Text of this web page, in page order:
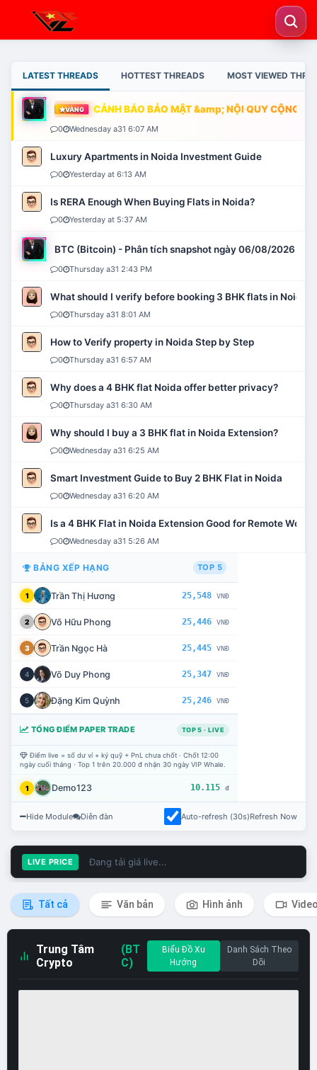
LATEST THREADS HOTTEST THREADS MOST VIEWED
VÀNG CẢNH BÁO BẢO MẬT &amp; NỘI QUY CỘNG
0 Wednesday a31 6:07 AM
Luxury Apartments in Noida Investment Guide
0 Yesterday at 6:13 AM
Is RERA Enough When Buying Flats in Noida?
0 Yesterday at 5:37 AM
BTC (Bitcoin) - Phân tích snapshot ngày 06/08/2026
0 Thursday a31 2:43 PM
What should I verify before booking 3 BHK flats in Noida?
0 Thursday a31 8:01 AM
How to Verify property in Noida Step by Step
0 Thursday a31 6:57 AM
Why does a 4 BHK flat Noida offer better privacy?
0 Thursday a31 6:30 AM
Why should I buy a 3 BHK flat in Noida Extension?
0 Wednesday a31 6:25 AM
Smart Investment Guide to Buy 2 BHK Flat in Noida
0 Wednesday a31 6:20 AM
Is a 4 BHK Flat in Noida Extension Good for Remote Work?
0 Wednesday a31 5:26 AM
BẢNG XẾP HẠNG TOP 5
1 Trần Thị Hương 25,548 VNĐ
2 Võ Hữu Phong 25,446 VNĐ
3 Trần Ngọc Hà 25,445 VNĐ
4 Võ Duy Phong 25,347 VNĐ
5 Đặng Kim Quỳnh 25,246 VNĐ
TỔNG ĐIỂM PAPER TRADE TOP 5 · LIVE
Điểm live = số dư ví + ký quỹ + PnL chưa chốt · Chốt 12:00
ngày cuối tháng · Top 1 trên 20.000 đ nhận 30 ngày VIP Whale.
1 Demo123 10.115 đ
Hide Module Diễn đàn Auto-refresh (30s)Refresh Now
LIVE PRICE Đang tải giá live...
Tất cả Văn bản Hình ảnh
Trung Tâm
Crypto
(BT
C)
Biểu Đồ Xu
Hướng
Danh Sách Theo
Dõi